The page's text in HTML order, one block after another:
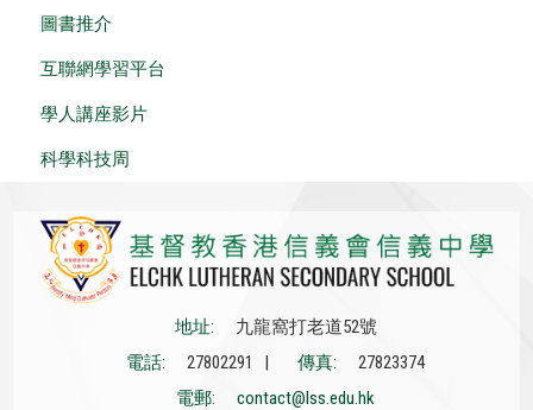
圖書推介
互聯網學習平台
學人講座影片
科學科技周
地址:
九龍窩打老道52號
電話:
27802291 | 傳真:
27823374
電郵:
contact@lss.edu.hk